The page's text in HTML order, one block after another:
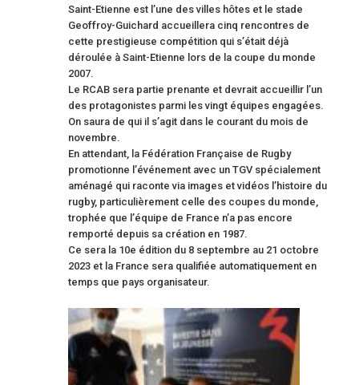
Saint-Etienne est l’une des villes hôtes et le stade
Geoffroy-Guichard accueillera cinq rencontres de
cette prestigieuse compétition qui s’était déjà
déroulée à Saint-Etienne lors de la coupe du monde
2007.
Le RCAB sera partie prenante et devrait accueillir l’un
des protagonistes parmi les vingt équipes engagées.
On saura de qui il s’agit dans le courant du mois de
novembre.
En attendant, la Fédération Française de Rugby
promotionne l’événement avec un TGV spécialement
aménagé qui raconte via images et vidéos l’histoire du
rugby, particulièrement celle des coupes du monde,
trophée que l’équipe de France n’a pas encore
remporté depuis sa création en 1987.
Ce sera la 10e édition du 8 septembre au 21 octobre
2023 et la France sera qualifiée automatiquement en
temps que pays organisateur.